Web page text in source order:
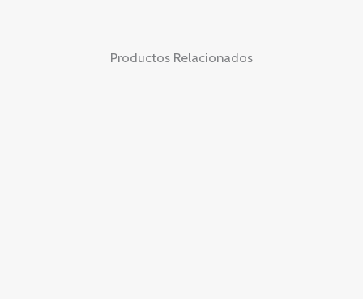
Productos Relacionados